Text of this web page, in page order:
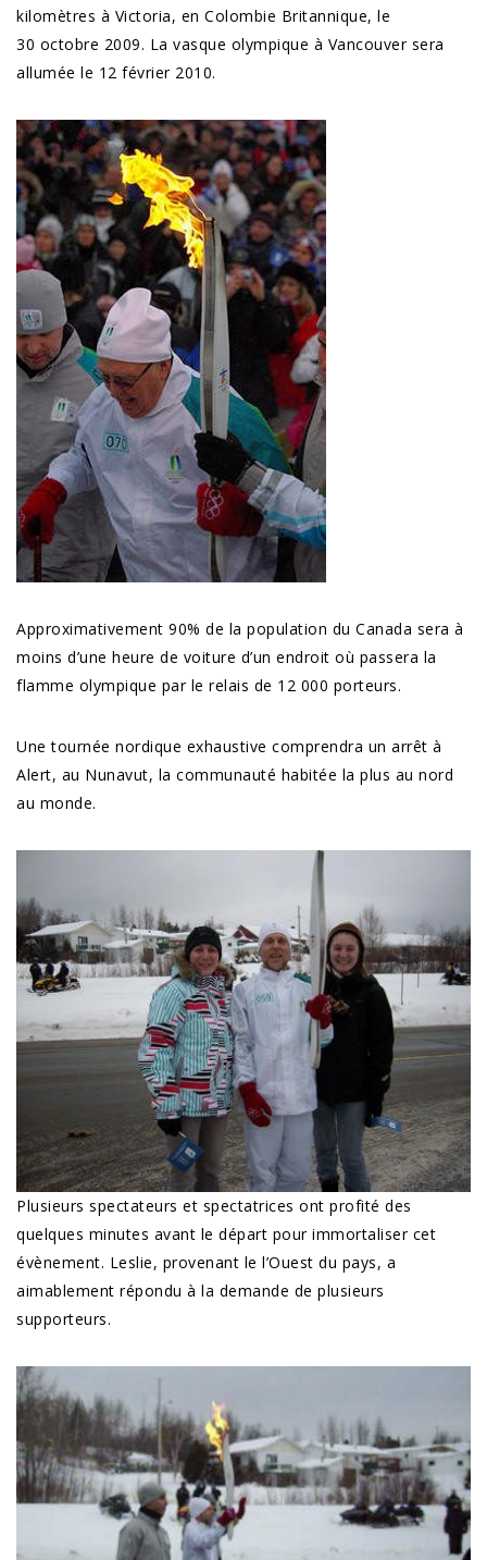
kilomètres à Victoria, en Colombie Britannique, le
30 octobre 2009. La vasque olympique à Vancouver sera
allumée le 12 février 2010.
Approximativement 90% de la population du Canada sera à
moins d’une heure de voiture d’un endroit où passera la
flamme olympique par le relais de 12 000 porteurs.
Une tournée nordique exhaustive comprendra un arrêt à
Alert, au Nunavut, la communauté habitée la plus au nord
au monde.
Plusieurs spectateurs et spectatrices ont profité des
quelques minutes avant le départ pour immortaliser cet
évènement. Leslie, provenant le l’Ouest du pays, a
aimablement répondu à la demande de plusieurs
supporteurs.